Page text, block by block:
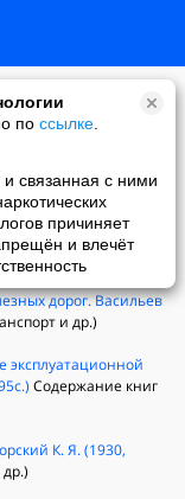
по ссылке
и связанная с ними
причиняет
и влечёт
и активно ищут рынки
Часть II.
дорог. Васильев
и др.)
эксплуатационной
Содержание книг
К. Я. (1930,